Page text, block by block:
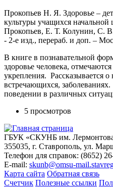
Прокопьев Н. Я. Здоровье –
культуры учащихся
Прокопьев, Е. Т. Колунин, С.
- 2-е изд., перераб. и доп. –
В книге в познавательной
здоровье человека,
укрепления. Рассказывается о
встречающихся,
поведении в различных
5 просмотров
ГБУК «СКУНБ им.
355035, г. Ставрополь, ул.
Телефон для справок: (8652)
E-mail: skunb@omsu-
Карта сайта Обратная связь
Счетчик Полезные ссылки